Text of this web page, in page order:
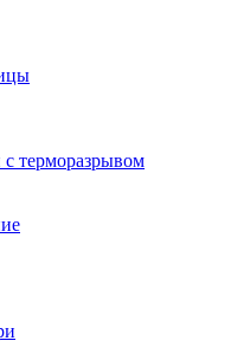
терморазрывом